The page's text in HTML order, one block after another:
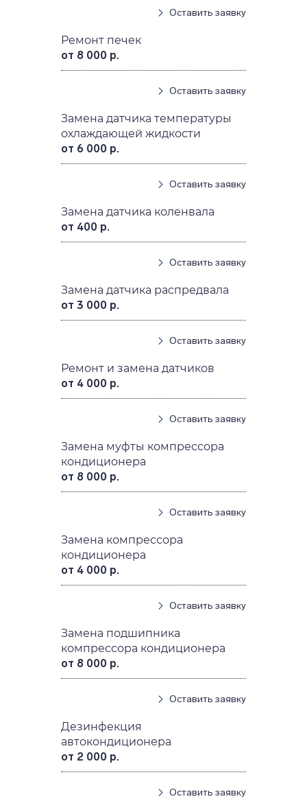
Оставить заявку
Ремонт печек
от 8 000 р.
Оставить заявку
Замена датчика температуры
охлаждающей жидкости
от 6 000 р.
Оставить заявку
Замена датчика коленвала
от 400 р.
Оставить заявку
Замена датчика распредвала
от 3 000 р.
Оставить заявку
Ремонт и замена датчиков
от 4 000 р.
Оставить заявку
Замена муфты компрессора
кондиционера
от 8 000 р.
Оставить заявку
Замена компрессора
кондиционера
от 4 000 р.
Оставить заявку
Замена подшипника
компрессора кондиционера
от 8 000 р.
Оставить заявку
Дезинфекция
автокондиционера
от 2 000 р.
Оставить заявку